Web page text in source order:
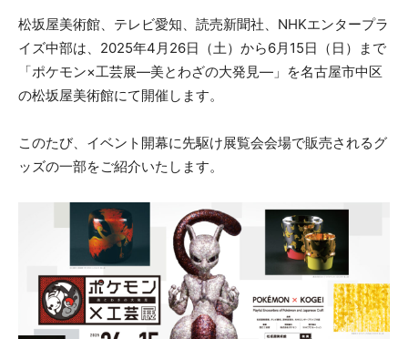
松坂屋美術館、テレビ愛知、読売新聞社、NHKエンタープラ
イズ中部は、2025年4月26日（土）から6月15日（日）まで
「ポケモン×工芸展―美とわざの大発見―」を名古屋市中区
の松坂屋美術館にて開催します。
このたび、イベント開幕に先駆け展覧会会場で販売されるグ
ッズの一部をご紹介いたします。